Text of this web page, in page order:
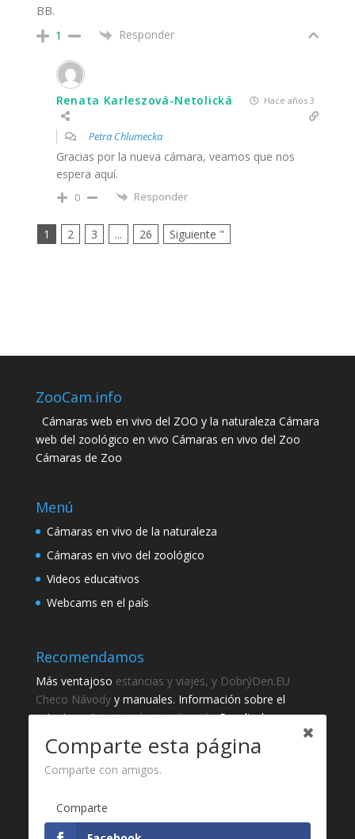
BB.
1 Responder
Renata Karleszová-Netolická Hace años 3
Petra Chlumecka
Gracias por la nueva cámara, veamos que nos
espera aquí.
0 Responder
1 2 3 ... 26 Siguiente "
ZooCam.info
Cámaras web en vivo del ZOO y la naturaleza Cámara
web del zoológico en vivo Cámaras en vivo del Zoo
Cámaras de Zoo
Menú
Cámaras en vivo de la naturaleza
Cámaras en vivo del zoológico
Videos educativos
Webcams en el país
Recomendamos
Más ventajoso estancias y viajes, y DobrýDen.EU
Checo Návodyy manuales. Información sobre el
catastro -Catastro de visualizaciónResultados
Cómo registrarse pararecibos
Gracias
Fotografie zPixabay
Comparte esta página
Comparte con amigos.
Comparte